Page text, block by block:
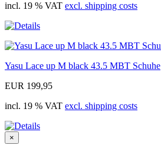
incl. 19 % VAT excl. shipping costs
Yasu Lace up M black 43.5 MBT Schuhe
EUR 199,95
incl. 19 % VAT excl. shipping costs
×